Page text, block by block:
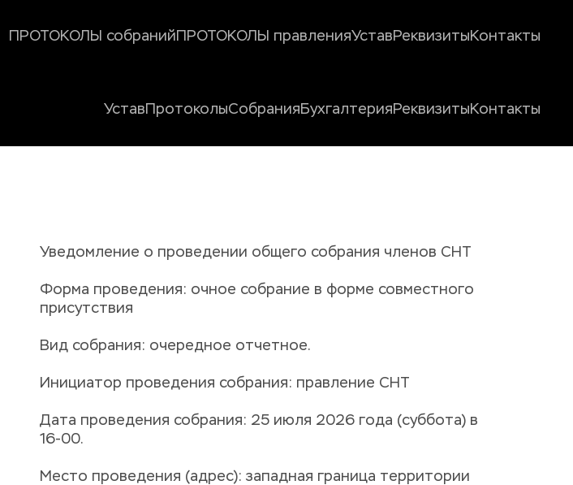
ПРОТОКОЛЫ собранийПРОТОКОЛЫ правленияУставРеквизитыКонтакты
УставПротоколыСобранияБухгалтерияРеквизитыКонтакты
Уведомление о проведении общего собрания членов СНТ
Форма проведения: очное собрание в форме совместного
присутствия
Вид собрания: очередное отчетное.
Инициатор проведения собрания: правление СНТ
Дата проведения собрания: 25 июля 2026 года (суббота) в
16-00.
Место проведения (адрес): западная граница территории